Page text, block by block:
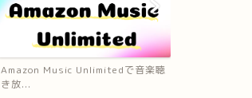
ピアノ発表会に招待してもらった！
プレゼントって必要なの？